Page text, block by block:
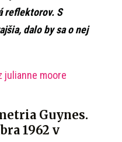
reflektorov. S
dalo by sa o nej
julianne moore
Guynes.
1962 v